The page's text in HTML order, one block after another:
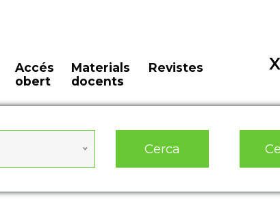
Accés
obert
Materials
docents
Revistes
Cerca